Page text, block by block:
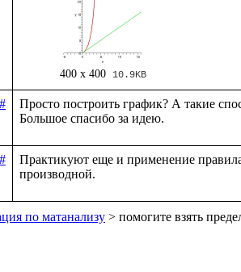
400 x 400 10.9KB
#
Просто построить график? А такие
#
Практикуют еще и применение
по матанализу > помогите взять